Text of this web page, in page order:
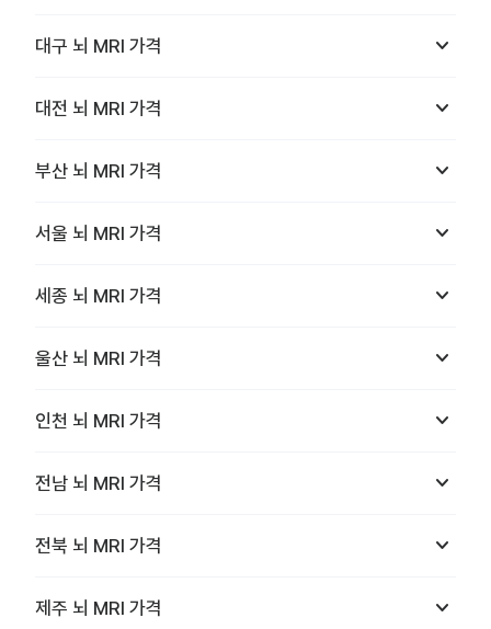
대구 뇌 MRI 가격 keyboard_arrow_down
대전 뇌 MRI 가격 keyboard_arrow_down
부산 뇌 MRI 가격 keyboard_arrow_down
서울 뇌 MRI 가격 keyboard_arrow_down
세종 뇌 MRI 가격 keyboard_arrow_down
울산 뇌 MRI 가격 keyboard_arrow_down
인천 뇌 MRI 가격 keyboard_arrow_down
전남 뇌 MRI 가격 keyboard_arrow_down
전북 뇌 MRI 가격 keyboard_arrow_down
제주 뇌 MRI 가격 keyboard_arrow_down